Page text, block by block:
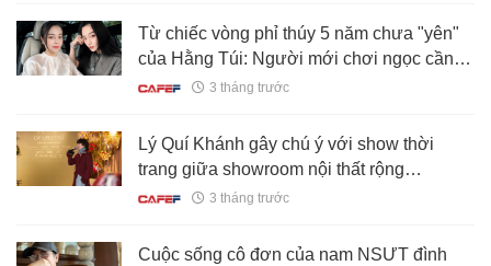
Từ chiếc vòng phỉ thúy 5 năm chưa "yên"
của Hằng Túi: Người mới chơi ngọc cần
biết gì để không lạc giữa "ma trận" thật -
3 tháng trước
Lý Quí Khánh gây chú ý với show thời
trang giữa showroom nội thất rộng
3.000m2 ở Hà Nội
3 tháng trước
Cuộc sống cô đơn của nam NSƯT đình